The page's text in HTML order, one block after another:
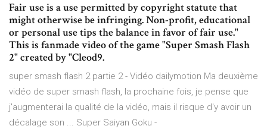
Fair use is a use permitted by copyright statute that
might otherwise be infringing. Non-profit, educational
or personal use tips the balance in favor of fair use."
This is fanmade video of the game "Super Smash Flash
2" created by "Cleod9.
super smash flash 2 partie 2 - Vidéo dailymotion Ma deuxième
vidéo de super smash flash, la prochaine fois, je pense que
j'augmenterai la qualité de la vidéo, mais il risque d'y avoir un
décalage son ... Super Saiyan Goku -